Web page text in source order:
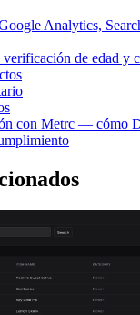
Analytics,
de edad y
con Metrc — cómo